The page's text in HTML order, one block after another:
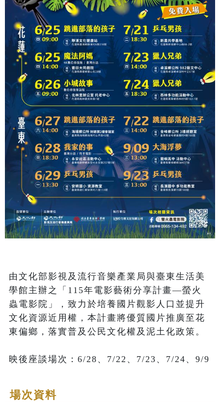
由文化部影視及流行音樂產業局與臺東生活美
學館主辦之「115年電影藝術分享計畫—螢火
蟲電影院」，致力於培養國片觀影人口並提升
文化資源近用權，本計畫將優質國片推廣至花
東偏鄉，落實普及公民文化權及泥土化政策。
映後座談場次：6/28、7/22、7/23、7/24、9/9
場次資料